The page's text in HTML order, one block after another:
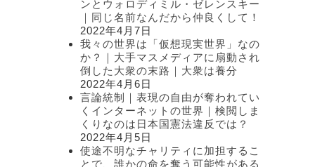
ンとウォロディミル・ゼレンスキー
｜同じ名前なんだから仲良くして！
2022年4月7日
我々の世界は「仮想現実世界」なの
か？｜大手マスメディアに扇動され
倒した大衆の末路｜大衆は養分
2022年4月6日
言論統制｜表現の自由が奪われてい
くインターネットの世界｜検閲しま
くりなのは日本国憲法違反では？
2022年4月5日
使途不明なチャリティに加担するこ
とで、誰かの命を奪う可能性がある